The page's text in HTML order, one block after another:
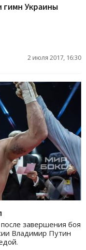
гимн Украины
2 июля 2017, 16:30
завершения боя
Владимир Путин